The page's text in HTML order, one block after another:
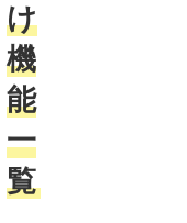
け
機
能
一
覧